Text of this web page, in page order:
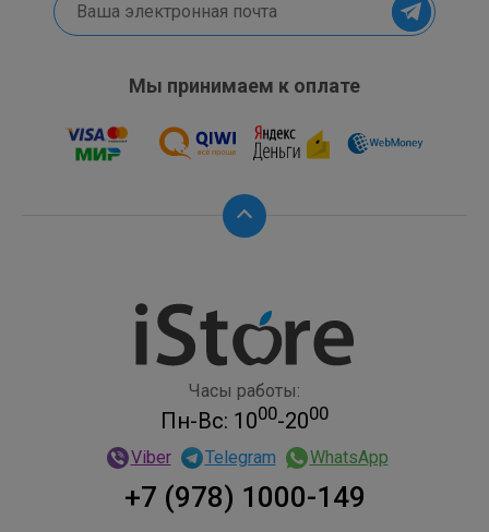
Мы принимаем к оплате
Часы работы:
Пн-Вс: 1000-2000
Viber Telegram WhatsApp
+7 (978) 1000-149